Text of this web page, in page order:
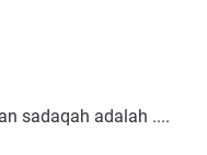
sadaqah adalah ....